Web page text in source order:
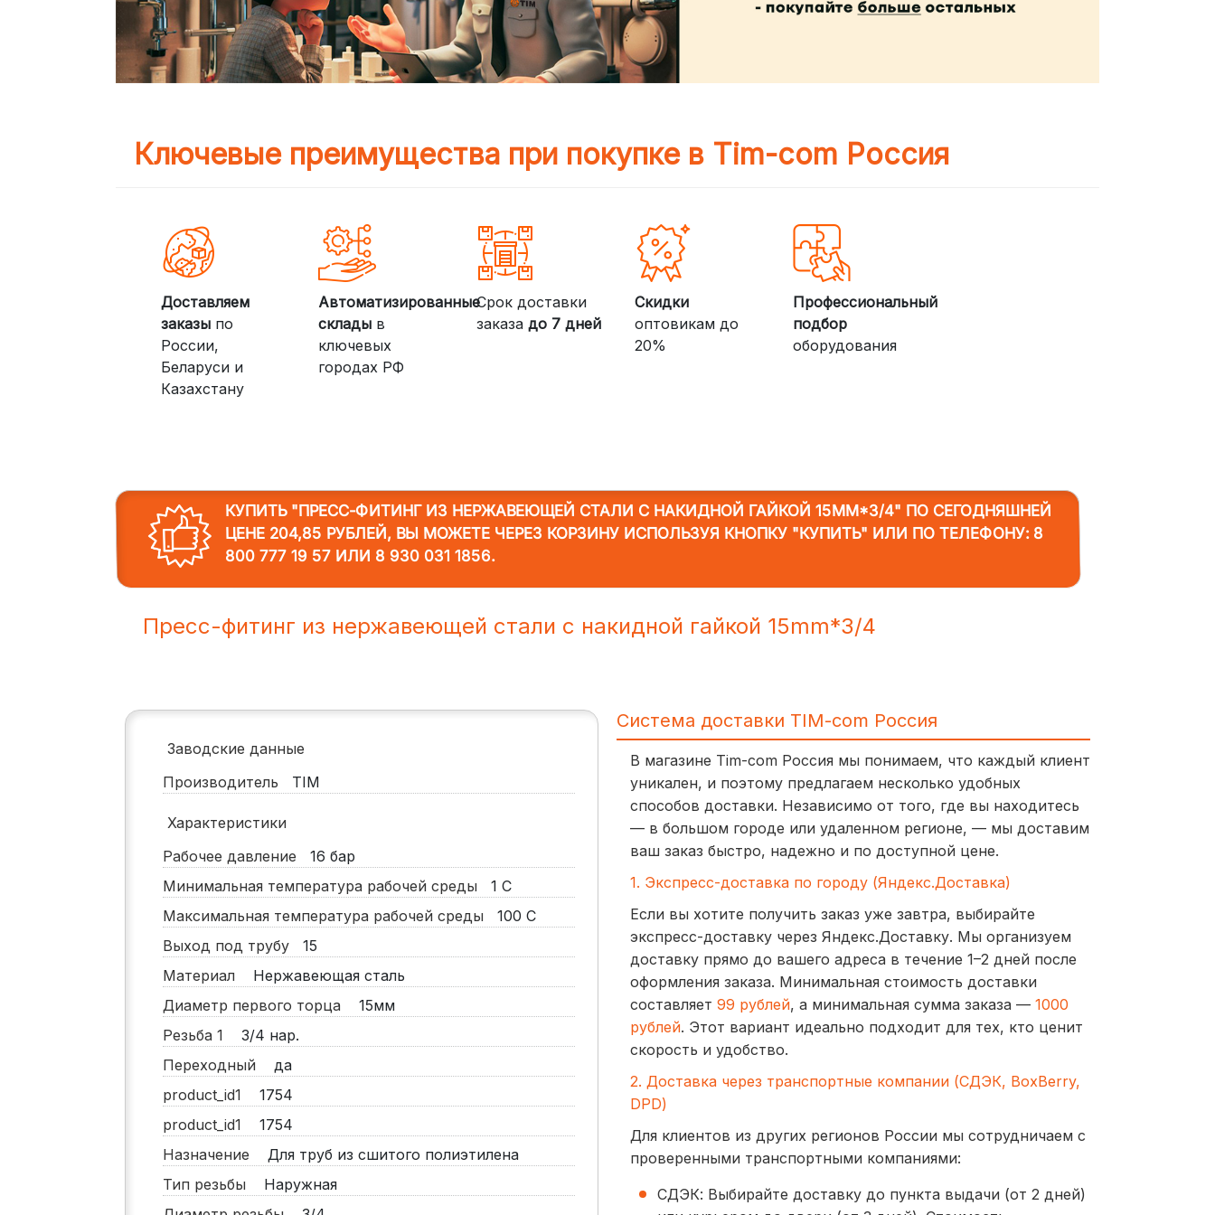
Ключевые преимущества при покупке в Tim-com Россия
Доставляем
заказыпо
России,
Беларуси и
Казахстану
Автоматизированные
склады в
ключевых
городах РФ
Срок доставки
заказадо 7 дней
Скидки
оптовикам до
20%
Профессиональный
подбор
оборудования
КУПИТЬ "ПРЕСС-ФИТИНГ ИЗ НЕРЖАВЕЮЩЕЙ СТАЛИ С НАКИДНОЙ ГАЙКОЙ 15MM*3/4"ПО СЕГОДНЯШНЕЙ
ЦЕНЕ 204,85 РУБЛЕЙ, ВЫ МОЖЕТЕ ЧЕРЕЗ КОРЗИНУ ИСПОЛЬЗУЯ КНОПКУ "КУПИТЬ" ИЛИ ПО ТЕЛЕФОНУ: 8
800 777 19 57ИЛИ 8 930 031 1856.
Пресс-фитинг из нержавеющей стали с накидной гайкой 15mm*3/4
Заводские данные
Производитель
TIM
Характеристики
Рабочее давление
16 бар
Минимальная температура рабочей среды
1 С
Максимальная температура рабочей среды
100 С
Выход под трубу
15
Материал
Нержавеющая сталь
Диаметр первого торца
15мм
Резьба 1
3/4 нар.
Переходный
да
product_id1
1754
product_id1
1754
Назначение
Для труб из сшитого полиэтилена
Тип резьбы
Наружная
Система доставки TIM-com Россия
В магазине Tim-com Россия мы понимаем, что каждый клиент
уникален, и поэтому предлагаем несколько удобных
способов доставки. Независимо от того, где вы находитесь
— в большом городе или удаленном регионе, — мы доставим
ваш заказ быстро, надежно и по доступной цене.
1. Экспресс-доставка по городу (Яндекс.Доставка)
Если вы хотите получить заказ уже завтра, выбирайте
экспресс-доставку через Яндекс.Доставку. Мы организуем
доставку прямо до вашего адреса в течение 1–2 дней после
оформления заказа. Минимальная стоимость доставки
составляет 99 рублей, а минимальная сумма заказа — 1000
рублей. Этот вариант идеально подходит для тех, кто ценит
скорость и удобство.
2. Доставка через транспортные компании (СДЭК, BoxBerry,
DPD)
Для клиентов из других регионов России мы сотрудничаем с
проверенными транспортными компаниями:
СДЭК: Выбирайте доставку до пункта выдачи (от 2 дней)